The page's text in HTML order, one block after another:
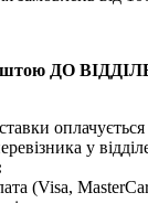
ДО
у
(Visa,